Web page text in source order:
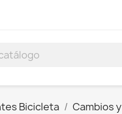
Bicicleta
Cambios y